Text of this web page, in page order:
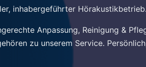
inhabergeführter Hörakustikbetrieb.
Anpassung, Reinigung &
zu unserem Service.